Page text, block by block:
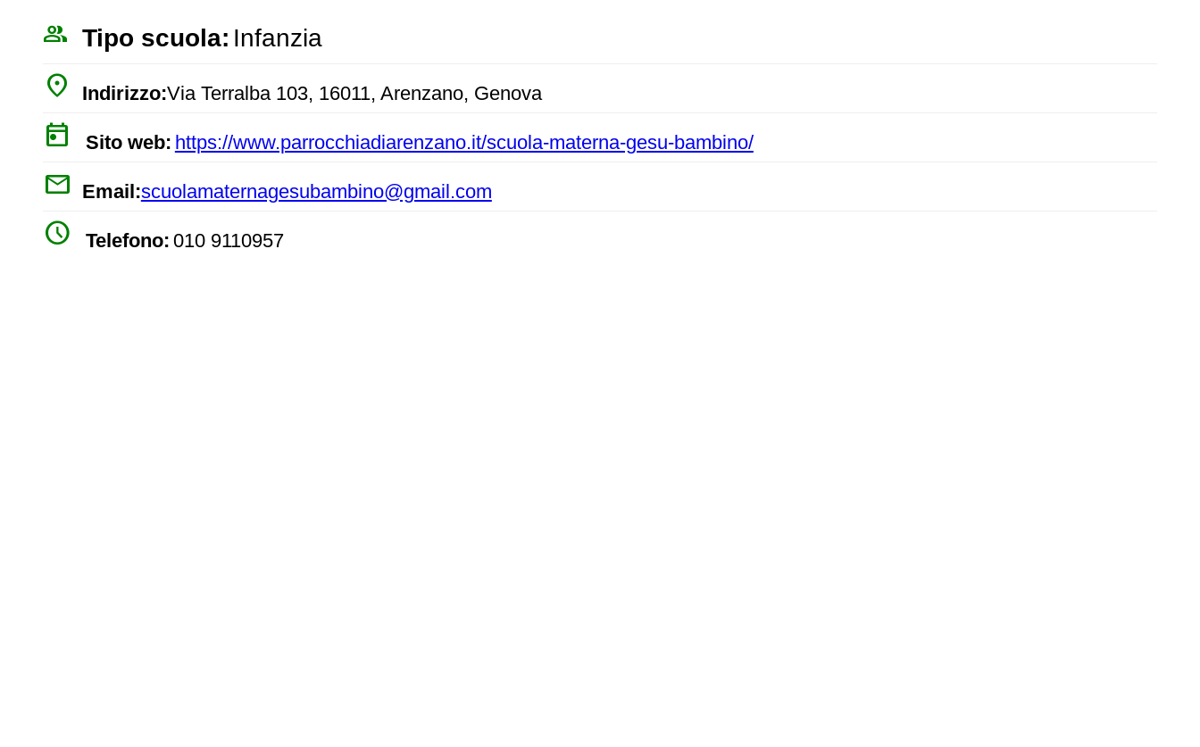
people_outline Tipo scuola: Infanzia
place Indirizzo:Via Terralba 103, 16011, Arenzano, Genova
today Sito web: https://www.parrocchiadiarenzano.it/scuola-materna-gesu-bambino/
mail Email:scuolamaternagesubambino@gmail.com
watch_later Telefono: 010 9110957